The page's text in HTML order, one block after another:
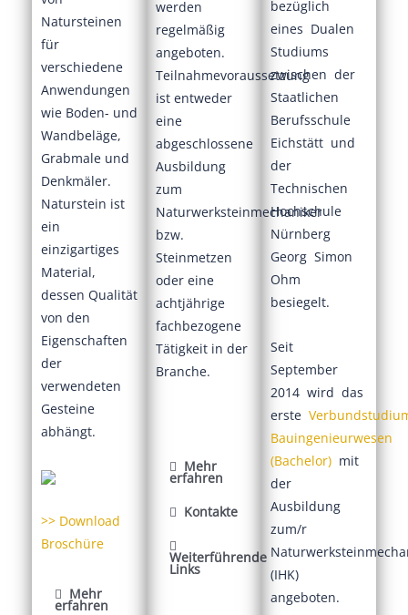
Natursteinen
für
verschiedene
Anwendungen
wie Boden- und
Wandbeläge,
Grabmale und
Denkmäler.
Naturstein ist
ein
einzigartiges
Material,
dessen Qualität
von den
Eigenschaften
der
verwendeten
Gesteine
abhängt.
>> Download
Broschüre
Mehr
erfahren
werden
regelmäßig
angeboten.
Teilnahmevoraussetzung
ist entweder
eine
abgeschlossene
Ausbildung
zum
Naturwerksteinmechaniker
bzw.
Steinmetzen
oder eine
achtjährige
fachbezogene
Tätigkeit in der
Branche.
Mehr
erfahren
Kontakte
Weiterführende
Links
bezüglich
eines Dualen
Studiums
zwischen der
Staatlichen
Berufsschule
Eichstätt und
der
Technischen
Hochschule
Nürnberg
Georg Simon
Ohm
besiegelt.
Seit
September
2014 wird das
erste
Bauingenieurwesen
(Bachelor) mit
der
Ausbildung
zum/r
(IHK)
angeboten.